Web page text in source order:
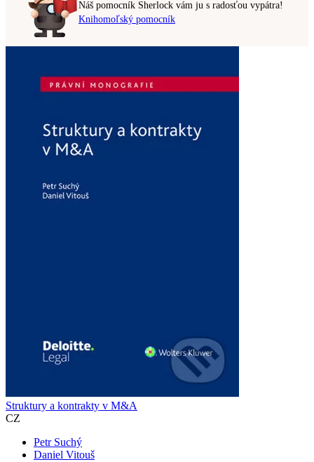
Náš pomocník Sherlock vám ju s radosťou vypátra!
Knihomoľský pomocník
Struktury a kontrakty v M&A
CZ
Petr Suchý
Daniel Vitouš